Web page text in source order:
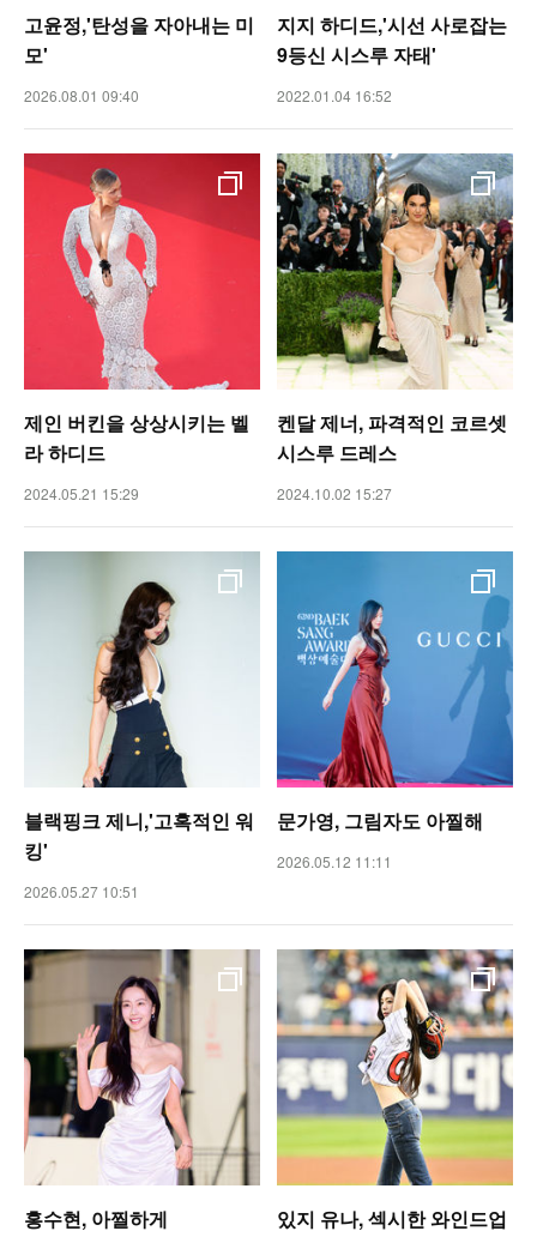
고윤정,'탄성을 자아내는 미
모'
2026.08.01 09:40
지지 하디드,'시선 사로잡는
9등신 시스루 자태'
2022.01.04 16:52
제인 버킨을 상상시키는 벨
라 하디드
2024.05.21 15:29
켄달 제너, 파격적인 코르셋
시스루 드레스
2024.10.02 15:27
블랙핑크 제니,'고혹적인 워
킹'
2026.05.27 10:51
문가영, 그림자도 아찔해
2026.05.12 11:11
홍수현, 아찔하게 있지 유나, 섹시한 와인드업